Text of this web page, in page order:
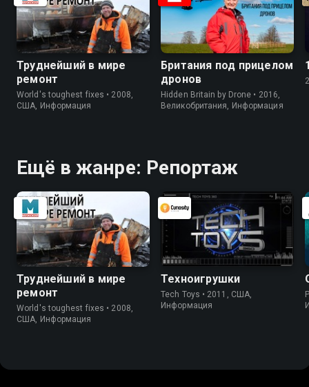
Труднейший в мире
ремонт
World's toughest fixes • 2008,
США, Информация
Британия под прицелом
дронов
Hidden Britain by Drone • 2016,
Великобритания, Информация
Ещё в жанре: Репортаж
Труднейший в мире
ремонт
World's toughest fixes • 2008,
США, Информация
Техноигрушки
Tech Toys • 2011, США,
Информация